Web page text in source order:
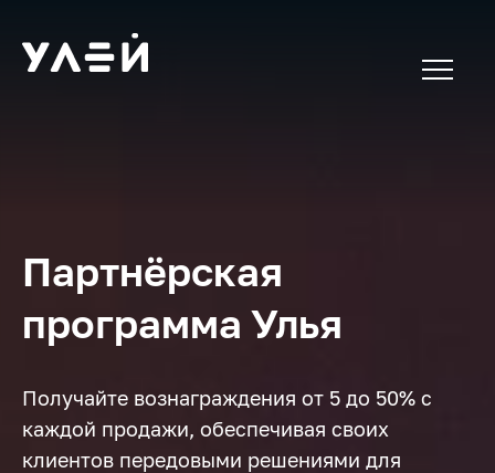
Партнёрская
программа Улья
Получайте вознаграждения от 5 до 50% с
каждой продажи, обеспечивая своих
клиентов передовыми решениями для